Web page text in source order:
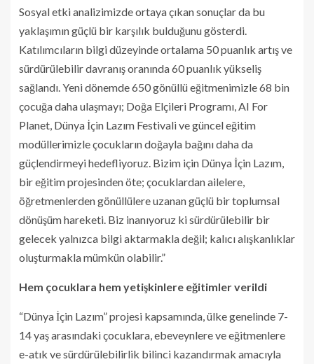
Sosyal etki analizimizde ortaya çıkan sonuçlar da bu
yaklaşımın güçlü bir karşılık bulduğunu gösterdi.
Katılımcıların bilgi düzeyinde ortalama 50 puanlık artış ve
sürdürülebilir davranış oranında 60 puanlık yükseliş
sağlandı. Yeni dönemde 650 gönüllü eğitmenimizle 68 bin
çocuğa daha ulaşmayı; Doğa Elçileri Programı, AI For
Planet, Dünya İçin Lazım Festivali ve güncel eğitim
modüllerimizle çocukların doğayla bağını daha da
güçlendirmeyi hedefliyoruz. Bizim için Dünya İçin Lazım,
bir eğitim projesinden öte; çocuklardan ailelere,
öğretmenlerden gönüllülere uzanan güçlü bir toplumsal
dönüşüm hareketi. Biz inanıyoruz ki sürdürülebilir bir
gelecek yalnızca bilgi aktarmakla değil; kalıcı alışkanlıklar
oluşturmakla mümkün olabilir.”
Hem çocuklara hem yetişkinlere eğitimler verildi
“Dünya İçin Lazım” projesi kapsamında, ülke genelinde 7-
14 yaş arasındaki çocuklara, ebeveynlere ve eğitmenlere
e-atık ve sürdürülebilirlik bilinci kazandırmak amacıyla